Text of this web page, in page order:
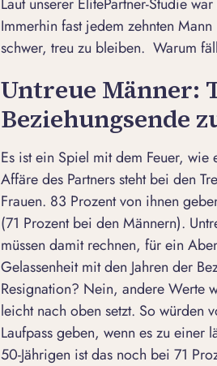
Immerhin fast jedem zehnten
schwer, treu zu bleiben. Warum
Untreue Männer:
Beziehungsende
Es ist ein Spiel mit dem Feuer, wie
Affäredes Partners steht bei den
Frauen. 83 Prozent von ihnen
(71 Prozent bei den Männern).
müssen damit rechnen, für ein
Gelassenheit mit den Jahren der
Resignation? Nein, andere Werte
leicht nach oben setzt. So würden
Laufpass geben, wenn es zu
50-Jährigen ist das noch bei 71